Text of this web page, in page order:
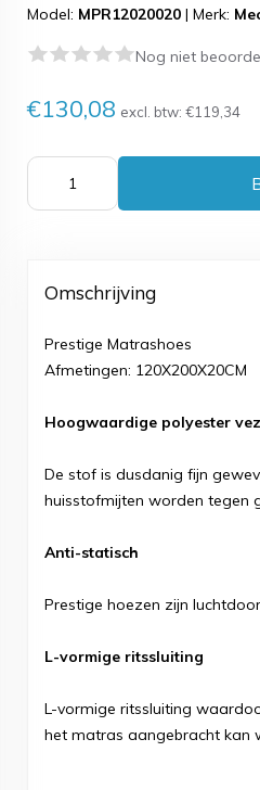
Model: MPR12020020 | Merk:
Nog niet
€130,08 excl. btw: €119,34
Omschrijving
Prestige Matrashoes
Afmetingen: 120X200X20CM
Hoogwaardige polyester
De stof is dusdanig fijn
huisstofmijten worden tegen
Anti-statisch
Prestige hoezen zijn
L-vormige ritssluiting
L-vormige ritssluiting
het matras aangebracht kan